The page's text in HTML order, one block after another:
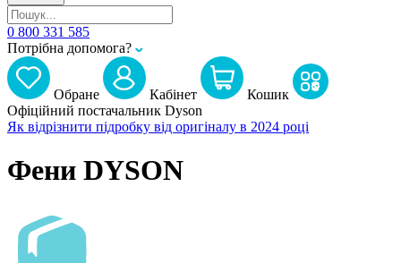
0 800 331 585
Потрібна допомога?
Обране Кабiнет
Кошик
Офіційний постачальник Dyson
Як відрізнити підробку від оригіналу в 2024 році
Фени DYSON